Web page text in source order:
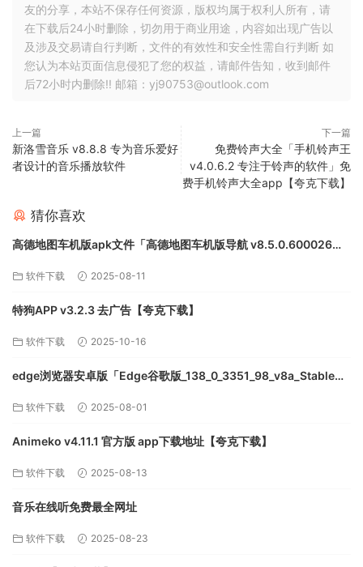
友的分享，本站不保存任何资源，版权均属于权利人所有，请
在下载后24小时删除，切勿用于商业用途，内容如出现广告以
及涉及交易请自行判断，文件的有效性和安全性需自行判断 如
您认为本站页面信息侵犯了您的权益，请邮件告知，收到邮件
后72小时内删除!! 邮箱：yj90753@outlook.com
上一篇
新洛雪音乐 v8.8.8 专为音乐爱好
者设计的音乐播放软件
下一篇
免费铃声大全「手机铃声王
v4.0.6.2 专注于铃声的软件」免
费手机铃声大全app【夸克下载】
猜你喜欢
高德地图车机版apk文件「高德地图车机版导航 v8.5.0.600026」
软件下载 2025-08-11
特狗APP v3.2.3 去广告【夸克下载】
软件下载 2025-10-16
edge浏览器安卓版「Edge谷歌版_138_0_3351_98_v8a_Stable」
软件下载 2025-08-01
Animeko v4.11.1 官方版 app下载地址【夸克下载】
软件下载 2025-08-13
音乐在线听免费最全网址
软件下载 2025-08-23